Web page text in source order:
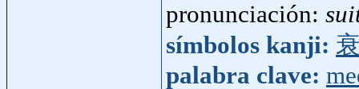
pronunciación:
símbolos kanji:
palabra clave: